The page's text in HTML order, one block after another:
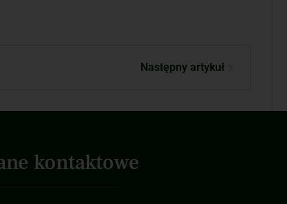
Następny artykuł
kontaktowe